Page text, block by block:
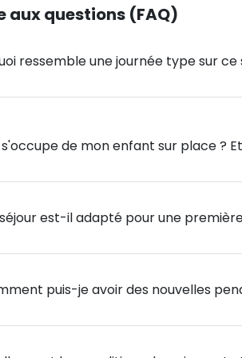
mentionnés sont indicatifs, ils
en pleine nature, et pourquoi pas
de moniteurs diplômés.
activités variées pour un séjour
les bottes sont au repos, place aux
aux questions (FAQ)
ressemble une journée type sur ce
s'occupe de mon enfant sur place ?
est-il adapté pour une
puis-je avoir des nouvelles